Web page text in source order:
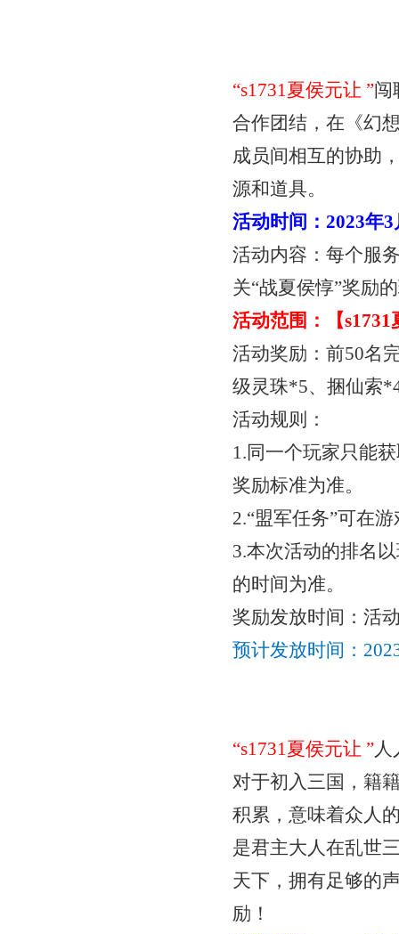
“s1731夏侯元让”闯
合作团结，在《幻
成员间相互的协助
源和道具。
活动时间：2023年
活动内容：每个服
关“战夏侯惇”奖励
活动范围：【
活动奖励：前50名
级灵珠*5、捆仙索
活动规则：
1.同一个玩家只能
奖励标准为准。
2.“盟军任务”可在
3.本次活动的排名
的时间为准。
奖励发放时间：活
预计发放时间：
“s1731夏侯元让”
对于初入三国，籍
积累，意味着众人
是君主大人在乱世
天下，拥有足够的
励！